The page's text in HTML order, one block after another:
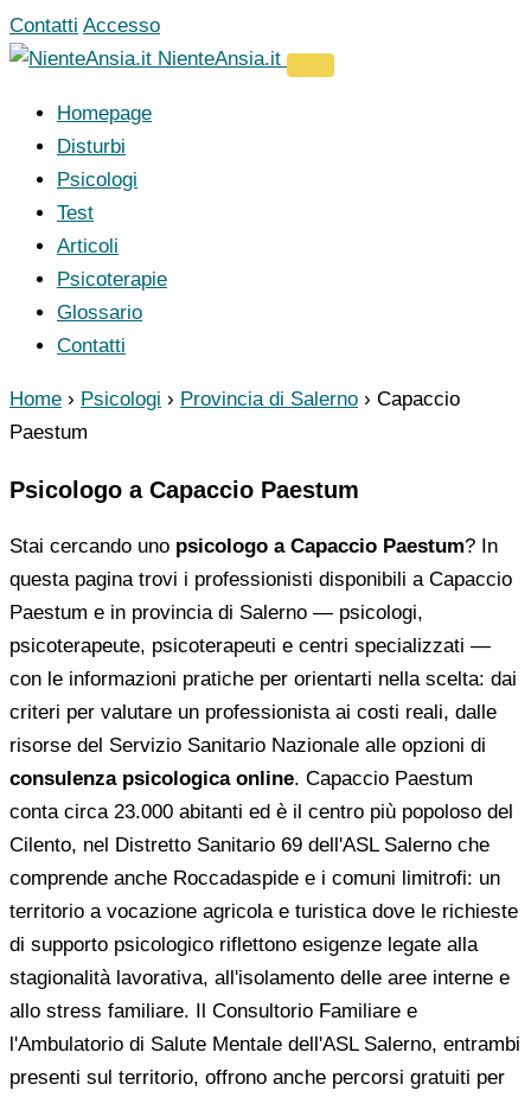
Vai
al
Contatti Accesso
NienteAnsia.it
Homepage
Disturbi
Psicologi
Test
Articoli
Psicoterapie
Glossario
Contatti
Home › Psicologi › Provincia di Salerno › Capaccio
Paestum
Psicologo a Capaccio Paestum
Stai cercando uno psicologo a Capaccio Paestum? In
questa pagina trovi i professionisti disponibili a Capaccio
Paestum e in provincia di Salerno — psicologi,
psicoterapeute, psicoterapeuti e centri specializzati —
con le informazioni pratiche per orientarti nella scelta: dai
criteri per valutare un professionista ai costi reali, dalle
risorse del Servizio Sanitario Nazionale alle opzioni di
consulenza psicologica online. Capaccio Paestum
conta circa 23.000 abitanti ed è il centro più popoloso del
Cilento, nel Distretto Sanitario 69 dell'ASL Salerno che
comprende anche Roccadaspide e i comuni limitrofi: un
territorio a vocazione agricola e turistica dove le richieste
di supporto psicologico riflettono esigenze legate alla
stagionalità lavorativa, all'isolamento delle aree interne e
allo stress familiare. Il Consultorio Familiare e
l'Ambulatorio di Salute Mentale dell'ASL Salerno, entrambi
presenti sul territorio, offrono anche percorsi gratuiti per